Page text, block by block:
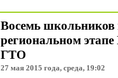
Восемь школьников
региональном этапе
ГТО
27 мая 2015 года, среда, 19:02